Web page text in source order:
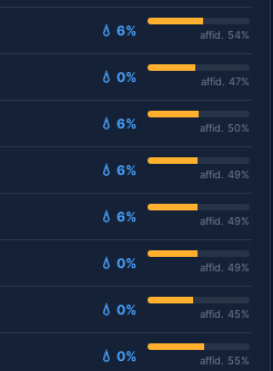
💧 6% affid. 54%
💧 0% affid. 47%
💧 6% affid. 50%
💧 6% affid. 49%
💧 6% affid. 49%
💧 0% affid. 49%
💧 0% affid. 45%
💧 0% affid. 55%